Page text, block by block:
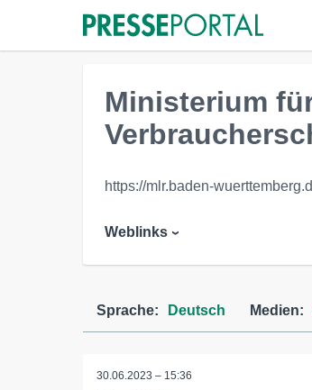
Ministerium
https://mlr.baden-
Weblinks
Sprache: Deutsch Medien:
30.06.2023 – 15:36